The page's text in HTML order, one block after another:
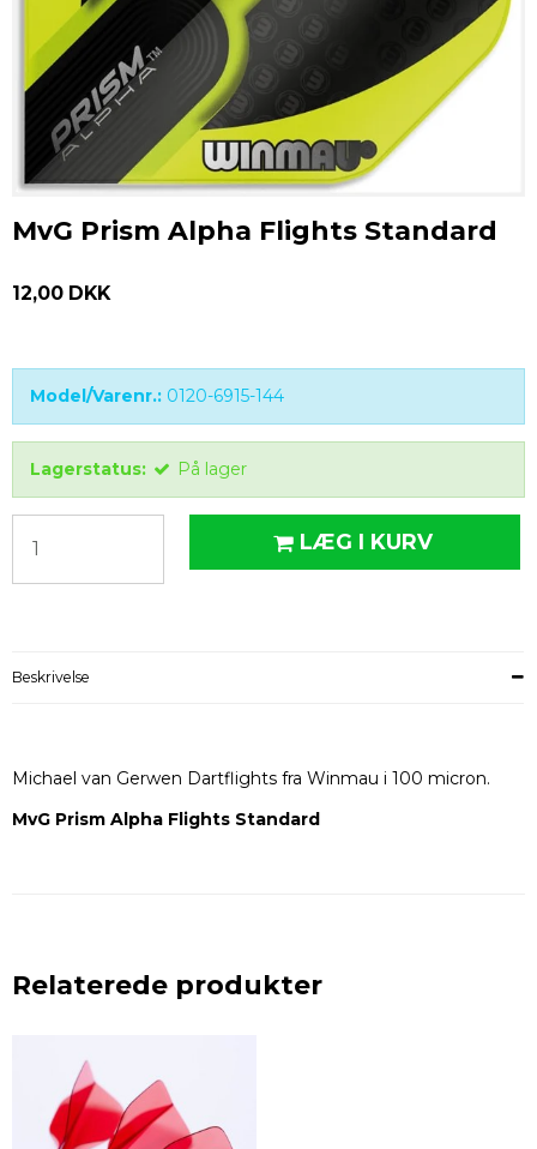
MvG Prism Alpha Flights Standard
12,00 DKK
Model/Varenr.: 0120-6915-144
Lagerstatus: På lager
LÆG I KURV
Beskrivelse
Michael van Gerwen Dartflights fra Winmau i 100 micron.
MvG Prism Alpha Flights Standard
Relaterede produkter